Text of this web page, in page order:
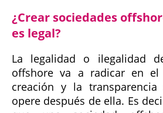
¿Crear sociedades
es legal?
La legalidad o ilegalidad
offshore va a radicar en
creación y la
opere después de ella. Es